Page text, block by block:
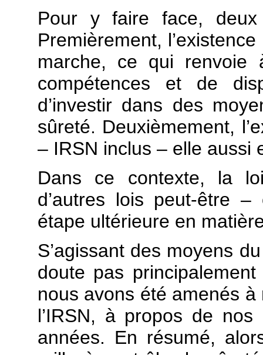
Pour y faire face, deux
Premièrement,
marche, ce qui renvoie
compétences et de
d’investir dans des
sûreté. Deuxièmement,
– IRSN inclus – elle aussi
Dans ce contexte, la
d’autres lois peut-être
étape ultérieure en
S’agissant des moyens
doute pas
nous avons été amenés
l’IRSN, à propos de
années. En résumé,